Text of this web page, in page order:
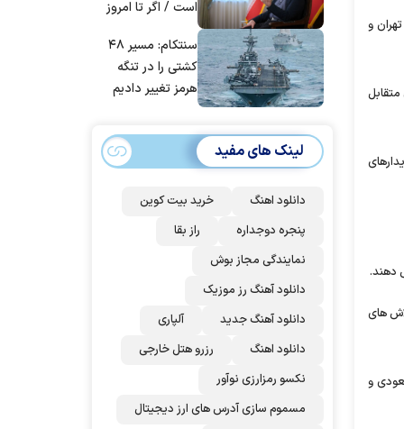
و
دهند.
های
و
است / اگر تا امروز
مردم ایران استسنتکام: مسیر ۴۸
کشتی را در تنگه
هرمز تغییر دادیم
لینک های مفید
دانلود اهنگ
خرید بیت کوین
پنجره دوجداره
راز بقا
نمایندگی مجاز بوش
دانلود آهنگ رز‌ موزیک
دانلود آهنگ جدید
آلپاری
دانلود اهنگ
رزرو هتل خارجی
نکسو رمزارزی نوآور
مسموم سازی آدرس های ارز دیجیتال